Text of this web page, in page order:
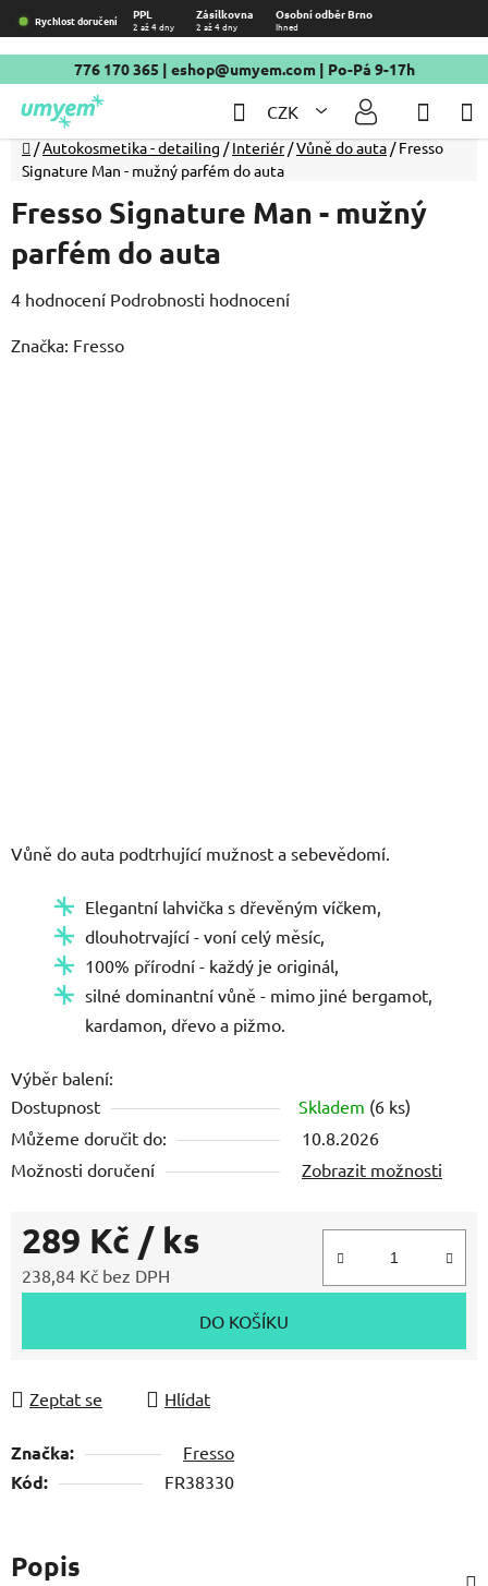
Přejít
na
obsah
Rychlost doručení PPL Zásilkovna Osobní odběr Brno
2 až 4 dny 2 až 4 dny Ihned
776 170 365 | eshop@umyem.com| Po-Pá 9-17h
CZK
Hledat
Domů
/Autokosmetika - detailing / Interiér /Vůně do auta / Fresso
Signature Man - mužný parfém do auta
Vůně do auta podtrhující mužnost a sebevědomí.
Elegantní lahvička s dřevěným víčkem,
dlouhotrvající - voní celý měsíc,
100% přírodní - každý je originál,
silné dominantní vůně - mimo jiné bergamot,
kardamon, dřevo a pižmo.
Výběr balení:
Dostupnost
Skladem (6 ks)
Můžeme doručit do:
10.8.2026
Možnosti doručení
Zobrazit možnosti
289 Kč / ks
238,84 Kč bez DPH
DO KOŠÍKU
Zeptat se Hlídat
Značka: Fresso
Kód: FR38330
Fresso Signature Man - mužný
parfém do auta
Průměrné
produktu
4 hodnocení Podrobnosti hodnocení
Značka: Fresso
Popis